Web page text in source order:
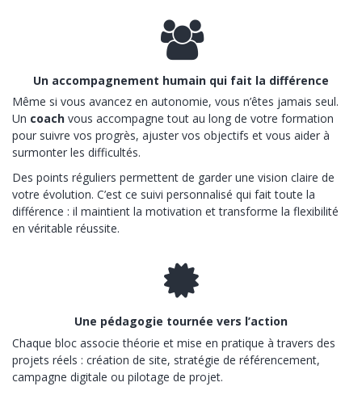
Un accompagnement humain qui fait la différence
Même si vous avancez en autonomie, vous n’êtes jamais seul.
Un coach vous accompagne tout au long de votre formation
pour suivre vos progrès, ajuster vos objectifs et vous aider à
surmonter les difficultés.
Des points réguliers permettent de garder une vision claire de
votre évolution. C’est ce suivi personnalisé qui fait toute la
différence : il maintient la motivation et transforme la flexibilité
en véritable réussite.
Une pédagogie tournée vers l’action
Chaque bloc associe théorie et mise en pratique à travers des
projets réels : création de site, stratégie de référencement,
campagne digitale ou pilotage de projet.